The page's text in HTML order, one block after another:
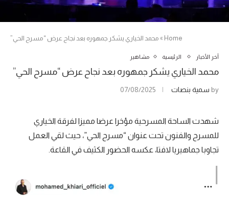
Home
» محمد الخياري يشكر جمهوره بعد نجاح عرض “مسرح الحي”
آخر الأخبار الرئيسية مشاهير
محمد الخياري يشكر جمهوره بعد نجاح عرض “مسرح الحي”
by سمية بنصات 07/08/2025
شهدت الساحة المسرحية مؤخرا عرضا مميزا لفرقة الخياري
للمسرح والفنون تحت عنوان “مسرح الحي”، حيث لقي العمل
تجاوبا جماهيريا لافتا، عكسه الحضور الكثيف في القاعة.